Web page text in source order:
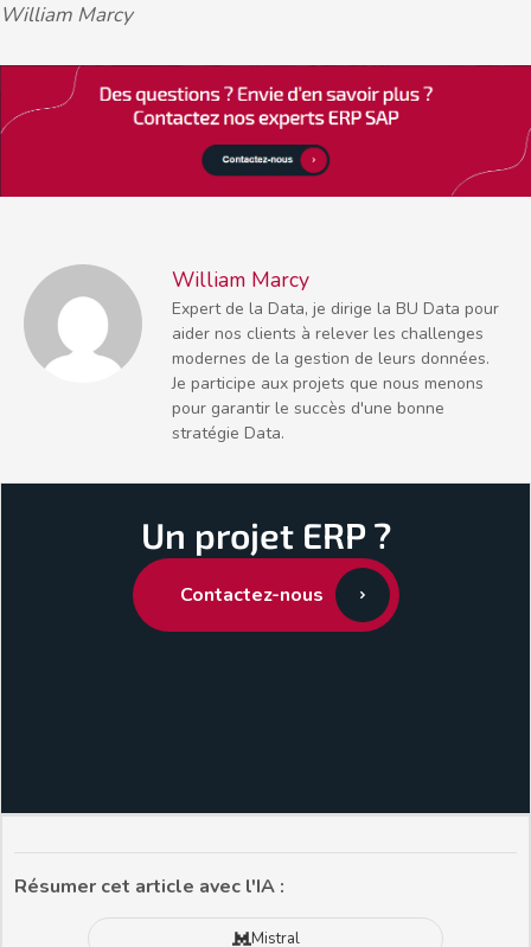
William Marcy
William Marcy
Expert de la Data, je dirige la BU Data pour
aider nos clients à relever les challenges
modernes de la gestion de leurs données.
Je participe aux projets que nous menons
pour garantir le succès d'une bonne
stratégie Data.
Un projet ERP ?
Contactez-nous
Résumer cet article avec l'IA :
Mistral